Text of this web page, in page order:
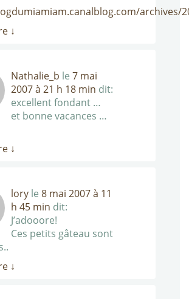
archives/
↓
Nathalie_b le 7 mai
2007 à 21 h 18 min dit:
excellent fondant …
et bonne vacances …
↓
lory le 8 mai 2007 à 11
h 45 min dit:
J’adooore!
Ces petits gâteau sont
↓